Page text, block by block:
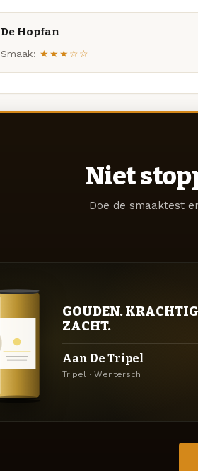
De Hopfan
Smaak: ★★★☆☆
Niet
Doe de smaaktest
GOUDEN.
ZACHT.
Aan De Tripel
Tripel · Wentersch